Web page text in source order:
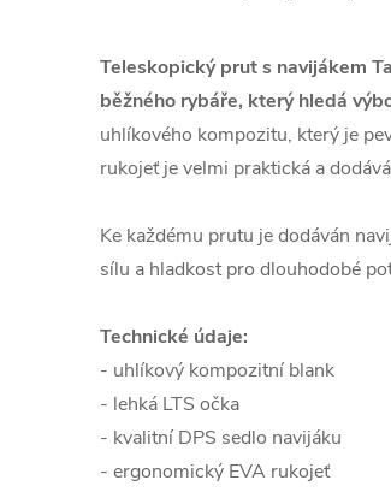
Teleskopický prut s navijákem
běžného rybáře, který hledá
uhlíkového kompozitu, který je
rukojeť je velmi praktická a
Ke každému prutu je dodáván
sílu a hladkost pro dlouhodobé
Technické údaje:
- uhlíkový kompozitní blank
- lehká LTS očka
- kvalitní DPS sedlo navijáku
- ergonomický EVA rukojeť